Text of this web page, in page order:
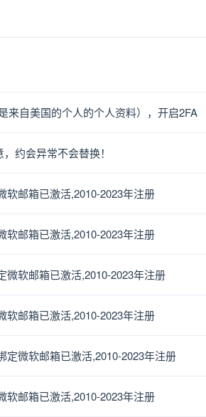
来自美国的个人的个人资料），开启2FA
约会异常不会替换！
软邮箱已激活,2010-2023年注册
软邮箱已激活,2010-2023年注册
微软邮箱已激活,2010-2023年注册
软邮箱已激活,2010-2023年注册
定微软邮箱已激活,2010-2023年注册
软邮箱已激活,2010-2023年注册